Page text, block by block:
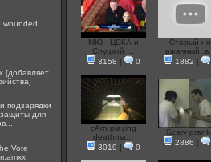
wounded
[добавляет
подзарядки
для
Vote
МЮ - ЦСКА и
Слуцкий ...
3158 | 0
Старый но
1882 |
cArn playing
deathma...
3019 | 0
Scary
2886 |